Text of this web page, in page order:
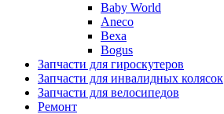
Baby World
Aneco
Bexa
Bogus
Запчасти для гироскутеров
Запчасти для инвалидных колясок
Запчасти для велосипедов
Ремонт